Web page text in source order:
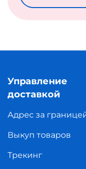
Управление
доставкой
Адрес за
Выкуп товаров
Трекинг